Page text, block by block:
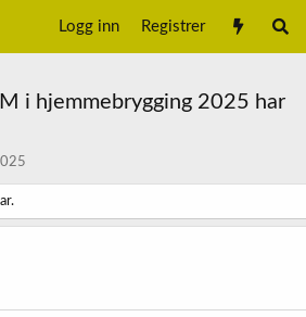
Logg inn Registrer
i hjemmebrygging 2025 har